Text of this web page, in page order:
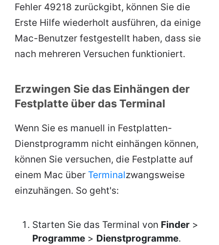
Fehler 49218 zurückgibt, können Sie die
Erste Hilfe wiederholt ausführen, da einige
Mac-Benutzer festgestellt haben, dass sie
nach mehreren Versuchen funktioniert.
Erzwingen Sie das Einhängen der
Festplatte über das Terminal
Wenn Sie es manuell in Festplatten-
Dienstprogramm nicht einhängen können,
können Sie versuchen, die Festplatte auf
einem Mac über Terminalzwangsweise
einzuhängen. So geht's:
Starten Sie das Terminal von Finder >
Programme > Dienstprogramme.